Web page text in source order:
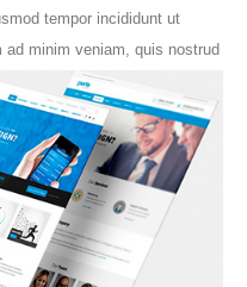
tempor incididunt ut
ad minim veniam, quis nostrud